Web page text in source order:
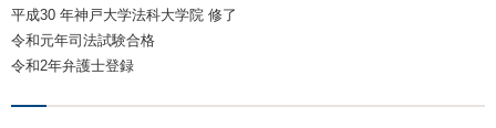
平成30 年神戸大学法科大学院 修了
令和元年司法試験合格
令和2年弁護士登録